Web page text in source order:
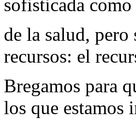
sofisticada
de la salud, pero
recursos: el
Bregamos para
los que estamos